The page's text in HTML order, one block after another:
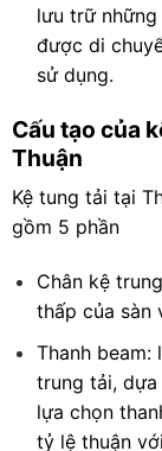
lưu trữ những
được di
sử dụng.
Cấu tạo của
Thuận
Kệ tung tải tại
gồm 5 phần
Chân kệ
thấp của sàn
Thanh beam:
trung tải, dựa
lựa chọn
tỷ lệ thuận